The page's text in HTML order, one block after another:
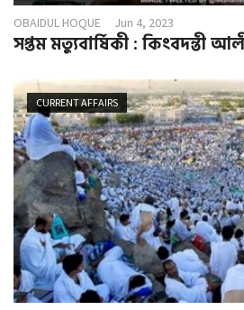
OBAIDUL HOQUE Jun 4, 2023
সপ্তম মত্যুবার্ষিকী : কিংবদন্তী
CURRENT AFFAIRS